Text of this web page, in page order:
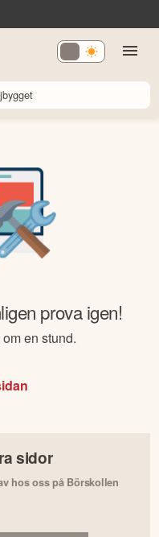
prova igen!
en stund.
sidor
hos oss på Börskollen